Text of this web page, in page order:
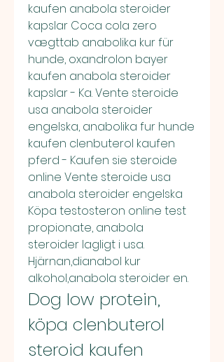
kaufen anabola steroider
kapslar Coca cola zero
vægttab anabolika kur für
hunde, oxandrolon bayer
kaufen anabola steroider
kapslar - Ka. Vente steroide
usa anabola steroider
engelska, anabolika fur hunde
kaufen clenbuterol kaufen
pferd - Kaufen sie steroide
online Vente steroide usa
anabola steroider engelska
Köpa testosteron online test
propionate, anabola
steroider lagligt i usa.
Hjärnan,dianabol kur
alkohol,anabola steroider en.
Dog low protein,
köpa clenbuterol
steroid kaufen